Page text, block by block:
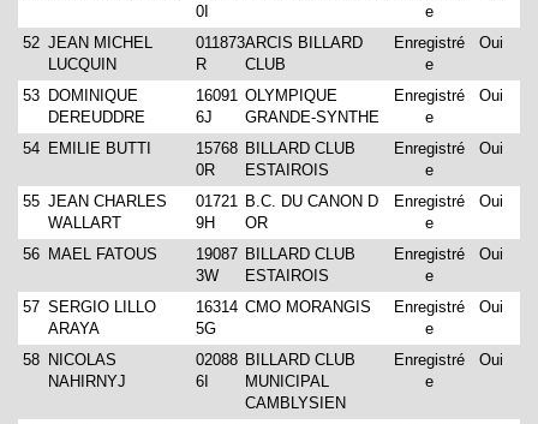
0I
e
52 JEAN MICHEL
LUCQUIN
011873
R
ARCIS BILLARD
CLUB
Enregistré
e
Oui
53 DOMINIQUE
DEREUDDRE
16091
6J
OLYMPIQUE
GRANDE-SYNTHE
Enregistré
e
Oui
54 EMILIE BUTTI
15768
0R
BILLARD CLUB
ESTAIROIS
Enregistré
e
Oui
55 JEAN CHARLES
WALLART
01721
9H
B.C. DU CANON D
OR
Enregistré
e
Oui
56 MAEL FATOUS
19087
3W
BILLARD CLUB
ESTAIROIS
Enregistré
e
Oui
57 SERGIO LILLO
ARAYA
16314
5G
CMO MORANGIS
Enregistré
e
Oui
58 NICOLAS
NAHIRNYJ
02088
6I
BILLARD CLUB
MUNICIPAL
CAMBLYSIEN
Enregistré
e
Oui